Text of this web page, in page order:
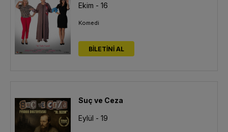
Ekim - 16
Komedi
BİLETİNİ AL
Suç ve Ceza
Eylül - 19